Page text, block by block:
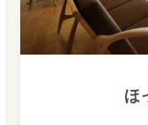
ほ